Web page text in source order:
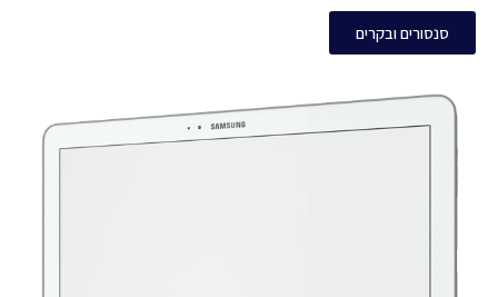
סנסורים ובקרים